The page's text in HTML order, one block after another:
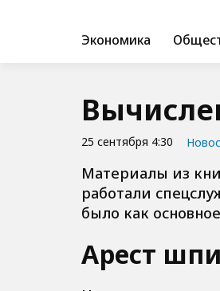
Экономика
25 сентября 4:30
Материалы из
работали
было как
Арест